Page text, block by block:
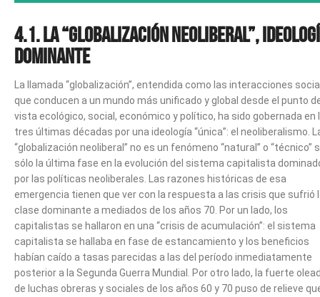
4.1. La “globalización neoliberal”,
dominante
La llamada “globalización”, entendida como las interacciones
que conducen a un mundo más unificado y global desde el punto
vista ecológico, social, económico y político, ha sido gobernada en
tres últimas décadas por una ideología “única”: el neoliberalismo.
“globalización neoliberal” no es un fenómeno “natural” o “técnico”
sólo la última fase en la evolución del sistema capitalista
por las políticas neoliberales. Las razones históricas de esa
emergencia tienen que ver con la respuesta a las crisis que sufrió
clase dominante a mediados de los años 70. Por un lado, los
capitalistas se hallaron en una “crisis de acumulación”: el sistema
capitalista se hallaba en fase de estancamiento y los beneficios
habían caído a tasas parecidas a las del período inmediatamente
posterior a la Segunda Guerra Mundial. Por otro lado, la fuerte
de luchas obreras y sociales de los años 60 y 70 puso de relieve